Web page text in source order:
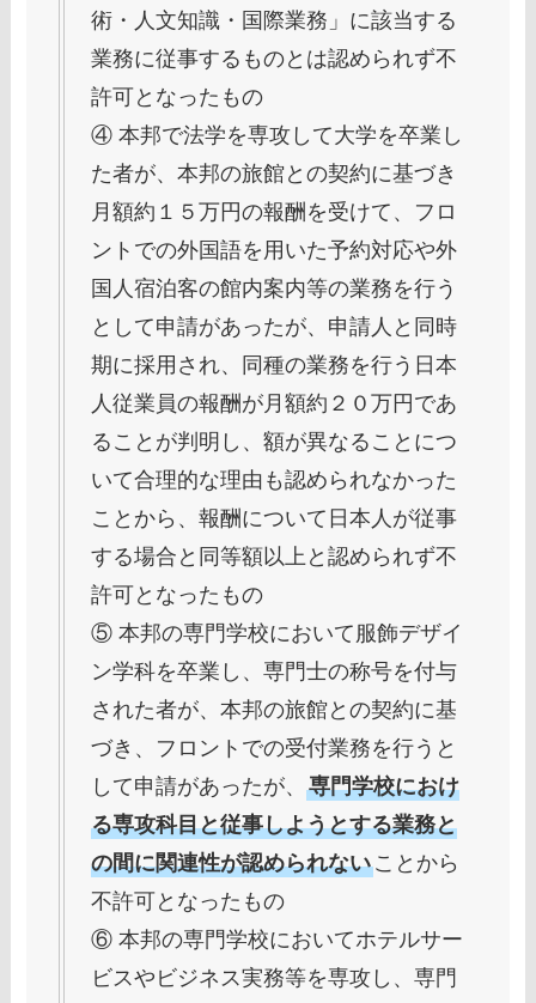
術・人文知識・国際業務」に該当する
業務に従事するものとは認められず不
許可となったもの
④ 本邦で法学を専攻して大学を卒業し
た者が、本邦の旅館との契約に基づき
月額約１５万円の報酬を受けて、フロ
ントでの外国語を用いた予約対応や外
国人宿泊客の館内案内等の業務を行う
として申請があったが、申請人と同時
期に採用され、同種の業務を行う日本
人従業員の報酬が月額約２０万円であ
ることが判明し、額が異なることにつ
いて合理的な理由も認められなかった
ことから、報酬について日本人が従事
する場合と同等額以上と認められず不
許可となったもの
⑤ 本邦の専門学校において服飾デザイ
ン学科を卒業し、専門士の称号を付与
された者が、本邦の旅館との契約に基
づき、フロントでの受付業務を行うと
して申請があったが、専門学校におけ
る専攻科目と従事しようとする業務と
の間に関連性が認められないことから
不許可となったもの
⑥ 本邦の専門学校においてホテルサー
ビスやビジネス実務等を専攻し、専門